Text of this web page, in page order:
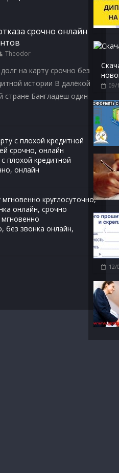
срочно онлайн
Theodor
на карту срочно без
истории В далёкой
стране Бангладеш один
плохой кредитной
онлайн
без звонка онлайн,
09/
12/